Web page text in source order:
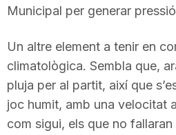
Municipal per generar
Un altre element a tenir en
climatològica. Sembla que,
pluja per al partit, així que
joc humit, amb una velocitat
com sigui, els que no